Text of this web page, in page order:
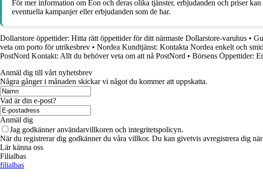
För mer information om Eon och deras olika tjänster, erbjudanden och priser
eventuella kampanjer eller erbjudanden som de har.
Dollarstore öppettider: Hitta rätt öppettider för ditt närmaste Dollarstore-varuhus •
veta om porto för utrikesbrev • Nordea Kundtjänst: Kontakta Nordea enkelt och
PostNord Kontakt: Allt du behöver veta om att nå PostNord • Börsens Öppettider:
Anmäl dig till vårt nyhetsbrev
Några gånger i månaden skickar vi något du kommer att uppskatta.
Vad är din e-post?
Anmäl dig
Jag godkänner användarvillkoren och integritetspolicyn.
När du registrerar dig godkänner du våra villkor. Du kan givetvis avregistrera dig när
Lär känna oss
Filialbas
filialbas